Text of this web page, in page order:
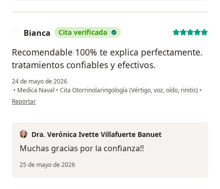
Bianca Cita verificada
Recomendable 100% te explica perfectamente.
tratamientos confiables y efectivos.
24 de mayo de 2026
• Medica Naval • Cita Otorrinolaringología (Vértigo, voz, oído, rinitis) •
en opinión del usuario Bianca
Reportar
Dra. Verónica Ivette Villafuerte Banuet
Muchas gracias por la confianza!!
25 de mayo de 2026